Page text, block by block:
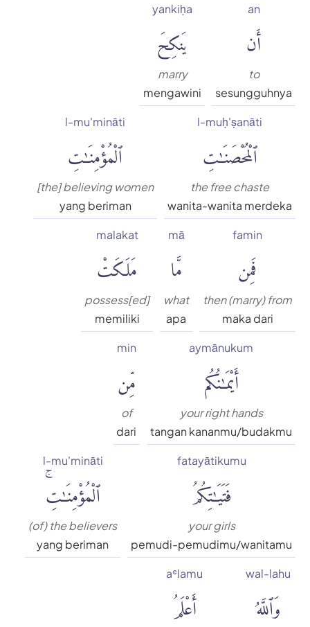
an
أَن
to
sesungguhnya
yankiḥa
يَنكِحَ
marry
mengawini
l-muḥ'ṣanāti
ٱلْمُحْصَنَٰتِ
the free chaste
wanita-wanita merdeka
l-mu'mināti
ٱلْمُؤْمِنَٰتِ
[the] believing women
yang beriman
famin
فَمِن
then (marry) from
maka dari
mā
مَّا
what
apa
malakat
مَلَكَتْ
possess[ed]
memiliki
aymānukum
أَيْمَٰنُكُم
your right hands
tangan kananmu/budakmu
min
مِّن
of
dari
fatayātikumu
فَتَيَٰتِكُمُ
your girls
pemudi-pemudimu/wanitamu
l-mu'mināti
ٱلْمُؤْمِنَٰتِۚ
(of) the believers
yang beriman
wal-lahu
وَٱللَّهُ
aʿlamu
أَعْلَمُ